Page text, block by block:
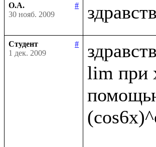
О.А.
#
30 нояб. 2009
Студент
#
1 дек. 2009
lim при